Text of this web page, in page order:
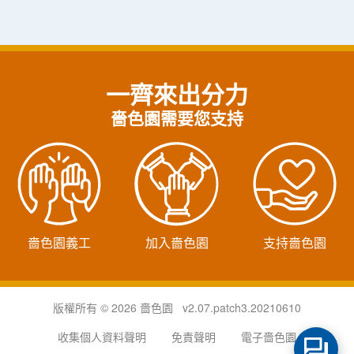
一齊來出分力
嗇色園需要您支持
嗇色園義工 加入嗇色園 支持嗇色園
版權所有 © 2026 嗇色園 v2.07.patch3.20210610
收集個人資料聲明
免責聲明 電子嗇色園